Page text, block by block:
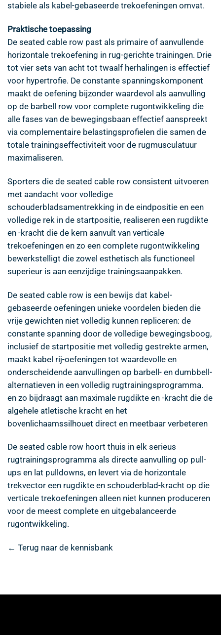
stabiele als kabel-gebaseerde trekoefeningen omvat.
Praktische toepassing
De seated cable row past als primaire of aanvullende
horizontale trekoefening in rug-gerichte trainingen. Drie
tot vier sets van acht tot twaalf herhalingen is effectief
voor hypertrofie. De constante spanningskomponent
maakt de oefening bijzonder waardevol als aanvulling
op de barbell row voor complete rugontwikkeling die
alle fases van de bewegingsbaan effectief aanspreekt
via complementaire belastingsprofielen die samen de
totale trainingseffectiviteit voor de rugmusculatuur
maximaliseren.
Sporters die de seated cable row consistent uitvoeren
met aandacht voor volledige
schouderbladsamentrekking in de eindpositie en een
volledige rek in de startpositie, realiseren een rugdikte
en -kracht die de kern aanvult van verticale
trekoefeningen en zo een complete rugontwikkeling
bewerkstelligt die zowel esthetisch als functioneel
superieur is aan eenzijdige trainingsaanpakken.
De seated cable row is een bewijs dat kabel-
gebaseerde oefeningen unieke voordelen bieden die
vrije gewichten niet volledig kunnen repliceren: de
constante spanning door de volledige bewegingsboog,
inclusief de startpositie met volledig gestrekte armen,
maakt kabel rij-oefeningen tot waardevolle en
onderscheidende aanvullingen op barbell- en dumbbell-
alternatieven in een volledig rugtrainingsprogramma.
en zo bijdraagt aan maximale rugdikte en -kracht die de
algehele atletische kracht en het
bovenlichaamssilhouet direct en meetbaar verbeteren
De seated cable row hoort thuis in elk serieus
rugtrainingsprogramma als directe aanvulling op pull-
ups en lat pulldowns, en levert via de horizontale
trekvector een rugdikte en schouderblad-kracht op die
verticale trekoefeningen alleen niet kunnen produceren
voor de meest complete en uitgebalanceerde
rugontwikkeling.
← Terug naar de kennisbank